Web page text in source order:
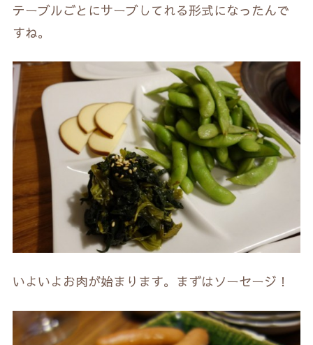
テーブルごとにサーブしてれる形式になったんで
すね。
いよいよお肉が始まります。まずはソーセージ！